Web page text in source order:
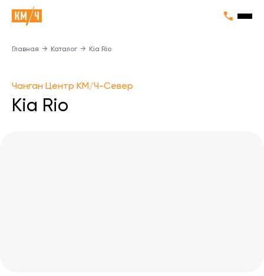
Главная → Каталог → Kia Rio
Чанган Центр КМ/Ч-Север
Kia Rio